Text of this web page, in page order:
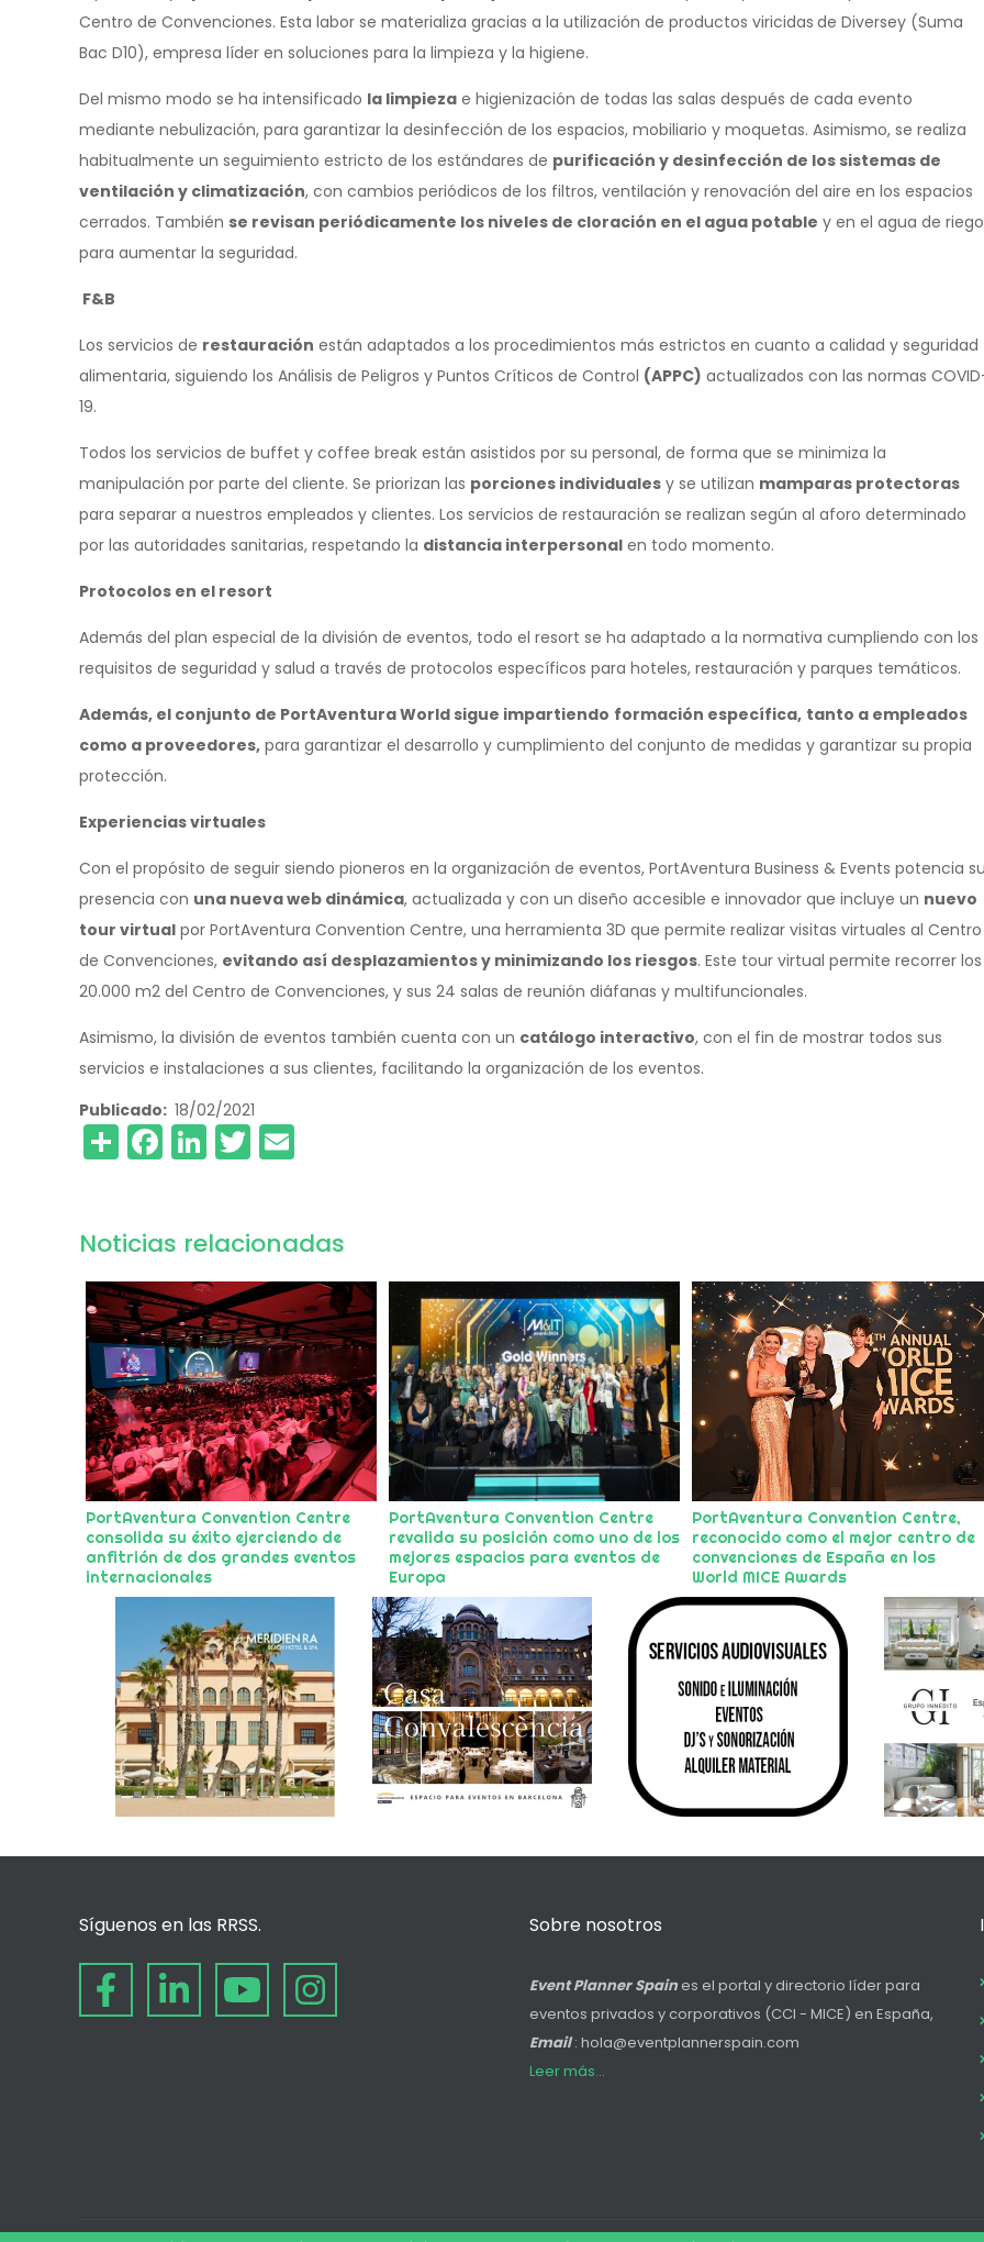
Centro de Convenciones. Esta labor se materializa gracias a la utilización de productos viricidas de Diversey (Suma
Bac D10), empresa líder en soluciones para la limpieza y la higiene.
Del mismo modo se ha intensificado la limpieza e higienización de todas las salas después de cada evento
mediante nebulización, para garantizar la desinfección de los espacios, mobiliario y moquetas. Asimismo, se realiza
habitualmente un seguimiento estricto de los estándares de purificación y desinfección de los sistemas de
ventilación y climatización, con cambios periódicos de los filtros, ventilación y renovación del aire en los espacios
cerrados. También se revisan periódicamente los niveles de cloración en el agua potable y en el agua de riego
para aumentar la seguridad.
F&B
Los servicios de restauración están adaptados a los procedimientos más estrictos en cuanto a calidad y seguridad
alimentaria, siguiendo los Análisis de Peligros y Puntos Críticos de Control (APPC) actualizados con las normas
19.
Todos los servicios de buffet y coffee break están asistidos por su personal, de forma que se minimiza la
manipulación por parte del cliente. Se priorizan las porciones individuales y se utilizan mamparas protectoras
para separar a nuestros empleados y clientes. Los servicios de restauración se realizan según al aforo determinado
por las autoridades sanitarias, respetando la distancia interpersonal en todo momento.
Protocolos en el resort
Además del plan especial de la división de eventos, todo el resort se ha adaptado a la normativa cumpliendo con los
requisitos de seguridad y salud a través de protocolos específicos para hoteles, restauración y parques temáticos.
Además, el conjunto de PortAventura World sigue impartiendo formación específica, tanto a empleados
como a proveedores, para garantizar el desarrollo y cumplimiento del conjunto de medidas y garantizar su propia
protección.
Experiencias virtuales
Con el propósito de seguir siendo pioneros en la organización de eventos, PortAventura Business & Events potencia
presencia con una nueva web dinámica, actualizada y con un diseño accesible e innovador que incluye un nuevo
tour virtual por PortAventura Convention Centre, una herramienta 3D que permite realizar visitas virtuales al Centro
de Convenciones, evitando así desplazamientos y minimizando los riesgos. Este tour virtual permite recorrer los
20.000 m2 del Centro de Convenciones, y sus 24 salas de reunión diáfanas y multifuncionales.
Asimismo, la división de eventos también cuenta con un catálogo interactivo, con el fin de mostrar todos sus
servicios e instalaciones a sus clientes, facilitando la organización de los eventos.
Publicado 18/02/2021
ShareFacebook
LinkedIn
Twitter
Noticias relacionadas
PortAventura Convention Centre
consolida su éxito ejerciendo de
anfitrión de dos grandes eventos
internacionales
PortAventura Convention Centre
revalida su posición como uno de los
mejores espacios para eventos de
Europa
PortAventura Convention Centre,
reconocido como el mejor centro de
convenciones de España en los
World MICE Awards
Síguenos en las RRSS. Sobre nosotros
Event Planner Spaines el portal y directorio líder para
eventos privados y corporativos (CCI - MICE) en España,
Email: hola@eventplannerspain.com
Leer más...